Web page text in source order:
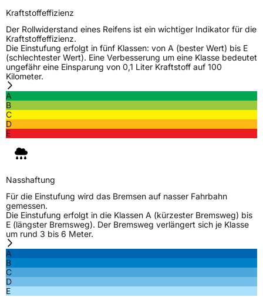
VerwendungWinterreifen
ModellnameArcterrain W860
FahrzeugartPKW & SUV
Weitere Eigenschaften
SchlauchtypTL
ZustandNeureifen
M+S
EU Label
EffizienzD
Nasshaftung C
Kraftstoffeffizienz
Der Rollwiderstand eines Reifens ist ein wichtiger Indikator für die
Kraftstoffeffizienz.
Die Einstufung erfolgt in fünf Klassen: von A (bester Wert) bis E
(schlechtester Wert). Eine Verbesserung um eine Klasse bedeutet
ungefähr eine Einsparung von 0,1 Liter Kraftstoff auf 100
Kilometer.
A
B
C
D
E
Nasshaftung
Für die Einstufung wird das Bremsen auf nasser Fahrbahn
gemessen.
Die Einstufung erfolgt in die Klassen A (kürzester Bremsweg) bis
E (längster Bremsweg). Der Bremsweg verlängert sich je Klasse
um rund 3 bis 6 Meter.
A
B
C
D
E